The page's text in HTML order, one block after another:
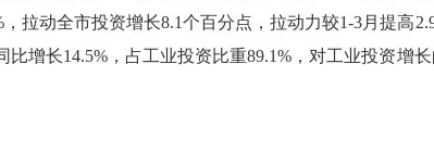
，拉动全市投资增长8.1个百分点，拉动力较1-3月提高
比增长14.5%，占工业投资比重89.1% ，对工业投资增